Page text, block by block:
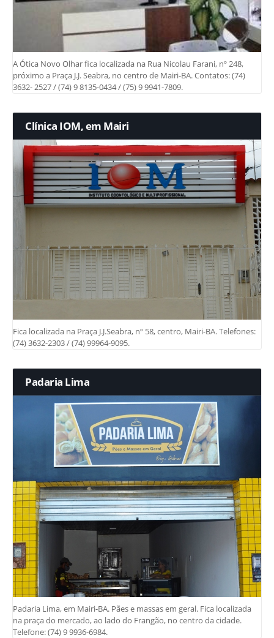
A Ótica Novo Olhar fica localizada na Rua Nicolau Farani, nº 248,
próximo a Praça J.J. Seabra, no centro de Mairi-BA. Contatos: (74)
3632- 2527 / (74) 9 8135-0434 / (75) 9 9941-7809.
Clínica IOM, em Mairi
Fica localizada na Praça J.J.Seabra, nº 58, centro, Mairi-BA. Telefones:
(74) 3632-2303 / (74) 99964-9095.
Padaria Lima
Padaria Lima, em Mairi-BA. Pães e massas em geral. Fica localizada
na praça do mercado, ao lado do Frangão, no centro da cidade.
Telefone: (74) 9 9936-6984.